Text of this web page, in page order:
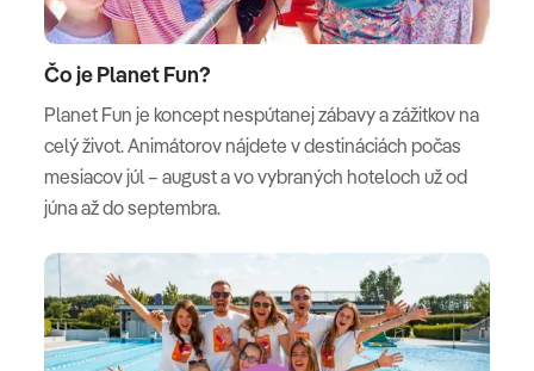
Čo je Planet Fun?
Planet Fun je koncept nespútanej zábavy a zážitkov na
celý život. Animátorov nájdete v destináciách počas
mesiacov júl – august a vo vybraných hoteloch už od
júna až do septembra.